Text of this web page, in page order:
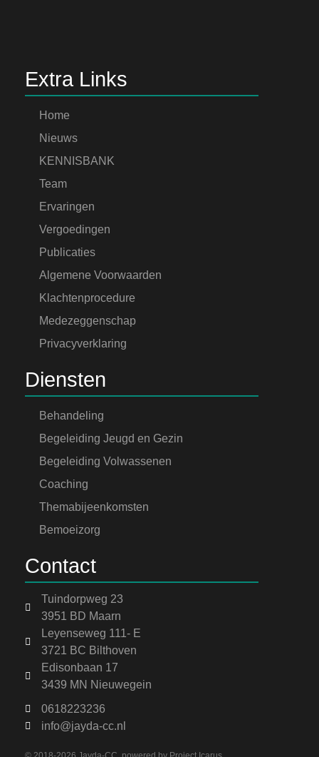
Extra Links
Home
Nieuws
KENNISBANK
Team
Ervaringen
Vergoedingen
Publicaties
Algemene Voorwaarden
Klachtenprocedure
Medezeggenschap
Privacyverklaring
Diensten
Behandeling
Begeleiding Jeugd en Gezin
Begeleiding Volwassenen
Coaching
Themabijeenkomsten
Bemoeizorg
Contact
Tuindorpweg 23
3951 BD Maarn
Leyenseweg 111- E
3721 BC Bilthoven
Edisonbaan 17
3439 MN Nieuwegein
0618223236
info@jayda-cc.nl